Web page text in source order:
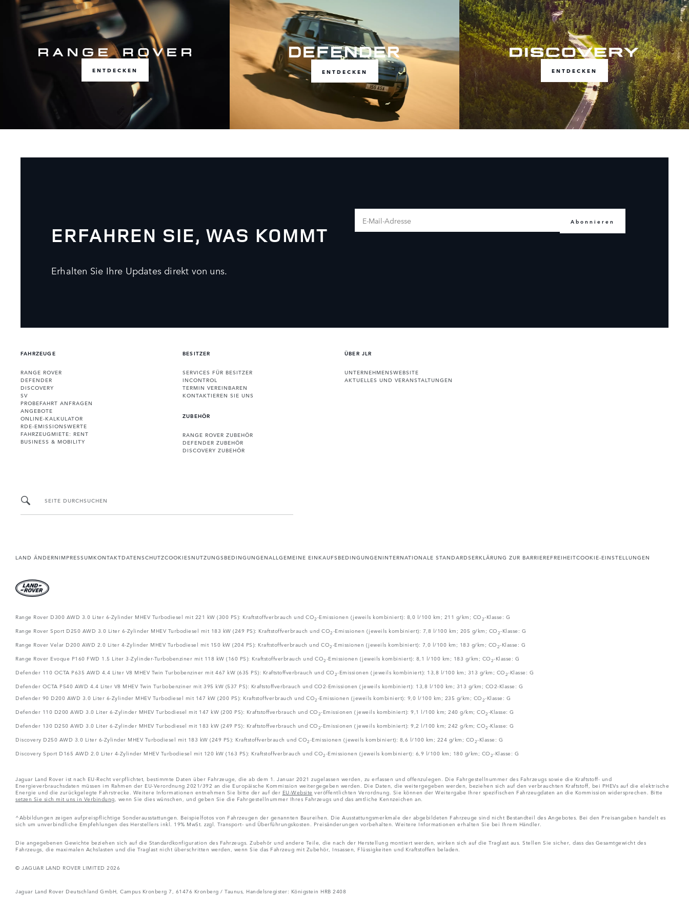
ENTDECKEN ENTDECKEN ENTDECKEN
ERFAHREN SIE, WAS KOMMT
Erhalten Sie Ihre Updates direkt von uns.
Abonnieren
FAHRZEUGE
RANGE ROVER
DEFENDER
DISCOVERY
SV
PROBEFAHRT ANFRAGEN
ANGEBOTE
ONLINE-KALKULATOR
RDE-EMISSIONSWERTE
FAHRZEUGMIETE: RENT
BUSINESS & MOBILITY
BESITZER
SERVICES FÜR BESITZER
INCONTROL
TERMIN VEREINBAREN
KONTAKTIEREN SIE UNS
ZUBEHÖR
RANGE ROVER ZUBEHÖR
DEFENDER ZUBEHÖR
DISCOVERY ZUBEHÖR
ÜBER JLR
UNTERNEHMENSWEBSITE
AKTUELLES UND VERANSTALTUNGEN
SEITE DURCHSUCHEN
LAND ÄNDERNIMPRESSUMKONTAKTDATENSCHUTZCOOKIESNUTZUNGSBEDINGUNGENALLGEMEINE EINKAUFSBEDINGUNGENINTERNATIONALE STANDARDSERKLÄRUNG ZUR BARRIEREFREIHEITCOOKIE-EINSTELLUNGEN
Range Rover D300 AWD 3.0 Liter 6-Zylinder MHEV Turbodiesel mit 221 kW (300 PS): Kraftstoffverbrauch und CO2-Emissionen (jeweils kombiniert): 8,0 l/100 km; 211 g/km; CO2-Klasse: G
Range Rover Sport D250 AWD 3.0 Liter 6-Zylinder MHEV Turbodiesel mit 183 kW (249 PS): Kraftstoffverbrauch und CO2-Emissionen (jeweils kombiniert): 7,8 l/100 km; 205 g/km; CO2-Klasse: G
Range Rover Velar D200 AWD 2.0 Liter 4-Zylinder MHEV Turbodiesel mit 150 kW (204 PS): Kraftstoffverbrauch und CO2-Emissionen (jeweils kombiniert): 7,0 l/100 km; 183 g/km; CO2-Klasse: G
Range Rover Evoque P160 FWD 1.5 Liter 3-Zylinder-Turbobenziner mit 118 kW (160 PS): Kraftstoffverbrauch und CO2-Emissionen (jeweils kombiniert): 8,1 l/100 km; 183 g/km; CO2-Klasse: G
Defender 110 OCTA P635 AWD 4.4 Liter V8 MHEV Twin Turbobenziner mit 467 kW (635 PS): Kraftstoffverbrauch und CO2-Emissionen (jeweils kombiniert): 13,8 l/100 km; 313 g/km; CO2-Klasse: G
Defender OCTA P540 AWD 4.4 Liter V8 MHEV Twin Turbobenziner mit 395 kW (537 PS): Kraftstoffverbrauch und CO2-Emissionen (jeweils kombiniert): 13,8 l/100 km; 313 g/km; CO2-Klasse: G
Defender 90 D200 AWD 3.0 Liter 6-Zylinder MHEV Turbodiesel mit 147 kW (200 PS): Kraftstoffverbrauch und CO2-Emissionen (jeweils kombiniert): 9,0 l/100 km; 235 g/km; CO2-Klasse: G
Defender 110 D200 AWD 3.0 Liter 6-Zylinder MHEV Turbodiesel mit 147 kW (200 PS): Kraftstoffverbrauch und CO2-Emissionen (jeweils kombiniert): 9,1 l/100 km; 240 g/km; CO2-Klasse: G
Defender 130 D250 AWD 3.0 Liter 6-Zylinder MHEV Turbodiesel mit 183 kW (249 PS): Kraftstoffverbrauch und CO2-Emissionen (jeweils kombiniert): 9,2 l/100 km; 242 g/km; CO2-Klasse: G
Discovery D250 AWD 3.0 Liter 6-Zylinder MHEV Turbodiesel mit 183 kW (249 PS): Kraftstoffverbrauch und CO2-Emissionen (jeweils kombiniert): 8,6 l/100 km; 224 g/km; CO2-Klasse: G
Discovery Sport D165 AWD 2.0 Liter 4-Zylinder MHEV Turbodiesel mit 120 kW (163 PS): Kraftstoffverbrauch und CO2-Emissionen (jeweils kombiniert): 6,9 l/100 km; 180 g/km; CO2-Klasse: G
Jaguar Land Rover ist nach EU-Recht verpflichtet, bestimmte Daten über Fahrzeuge, die ab dem 1. Januar 2021 zugelassen werden, zu erfassen und offenzulegen. Die Fahrgestellnummer des Fahrzeugs sowie die Kraftstoff- und
Energieverbrauchsdaten müssen im Rahmen der EU-Verordnung 2021/392 an die Europäische Kommission weitergegeben werden. Die Daten, die weitergegeben werden, beziehen sich auf den verbrauchten Kraftstoff, bei PHEVs auf die elektrische
Energie und die zurückgelegte Fahrstrecke. Weitere Informationen entnehmen Sie bitte der auf der EU-Website veröffentlichten Verordnung. Sie können der Weitergabe Ihrer spezifischen Fahrzeugdaten an die Kommission widersprechen. Bitte
setzen Sie sich mit uns in Verbindung, wenn Sie dies wünschen, und geben Sie die Fahrgestellnummer Ihres Fahrzeugs und das amtliche Kennzeichen an.
^Abbildungen zeigen aufpreispflichtige Sonderausstattungen. Beispielfotos von Fahrzeugen der genannten Baureihen. Die Ausstattungsmerkmale der abgebildeten Fahrzeuge sind nicht Bestandteil des Angebotes. Bei den Preisangaben handelt es
sich um unverbindliche Empfehlungen des Herstellers inkl. 19% MwSt. zzgl. Transport- und Überführungskosten. Preisänderungen vorbehalten. Weitere Informationen erhalten Sie bei Ihrem Händler.
Die angegebenen Gewichte beziehen sich auf die Standardkonfiguration des Fahrzeugs. Zubehör und andere Teile, die nach der Herstellung montiert werden, wirken sich auf die Traglast aus. Stellen Sie sicher, dass das Gesamtgewicht des
Fahrzeugs, die maximalen Achslasten und die Traglast nicht überschritten werden, wenn Sie das Fahrzeug mit Zubehör, Insassen, Flüssigkeiten und Kraftstoffen beladen.
© JAGUAR LAND ROVER LIMITED 2026
Jaguar Land Rover Deutschland GmbH, Campus Kronberg 7, 61476 Kronberg / Taunus, Handelsregister: Königstein HRB 2408